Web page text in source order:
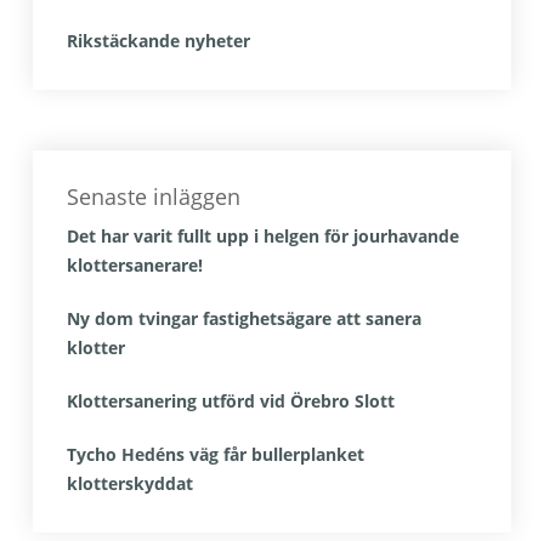
Rikstäckande nyheter
Senaste inläggen
Det har varit fullt upp i helgen för jourhavande
klottersanerare!
Ny dom tvingar fastighetsägare att sanera
klotter
Klottersanering utförd vid Örebro Slott
Tycho Hedéns väg får bullerplanket
klotterskyddat